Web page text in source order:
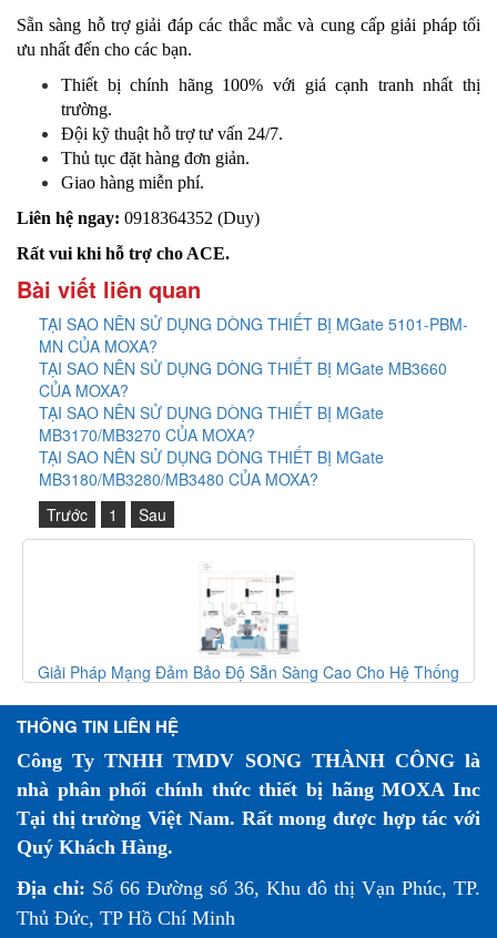
Sẵn sàng hỗ trợ giải đáp các thắc mắc và cung cấp giải pháp tối
ưu nhất đến cho các bạn.
Thiết bị chính hãng 100% với giá cạnh tranh nhất thị
trường.
​Đội kỹ thuật hỗ trợ tư vấn 24/7.
Thủ tục đặt hàng đơn giản.
Giao hàng miễn phí.
Liên hệ ngay: 0918364352 (Duy)
Rất vui khi hỗ trợ cho ACE.
Bài viết liên quan
TẠI SAO NÊN SỬ DỤNG DÒNG THIẾT BỊ MGate 5101-PBM-
MN CỦA MOXA?
TẠI SAO NÊN SỬ DỤNG DÒNG THIẾT BỊ MGate MB3660
CỦA MOXA?
TẠI SAO NÊN SỬ DỤNG DÒNG THIẾT BỊ MGate
MB3170/MB3270 CỦA MOXA?
TẠI SAO NÊN SỬ DỤNG DÒNG THIẾT BỊ MGate
MB3180/MB3280/MB3480 CỦA MOXA?
Trước
1 Sau
Giải Pháp Mạng Đảm Bảo Độ Sẵn Sàng Cao Cho Hệ Thống
THÔNG TIN LIÊN HỆ
Công Ty TNHH TMDV SONG THÀNH CÔNG là
nhà phân phối chính thức thiết bị hãng MOXA Inc
Tại thị trường Việt Nam. Rất mong được hợp tác với
Quý Khách Hàng.
Địa chỉ: Số 66 Đường số 36, Khu đô thị Vạn Phúc, TP.
Thủ Đức, TP Hồ Chí Minh